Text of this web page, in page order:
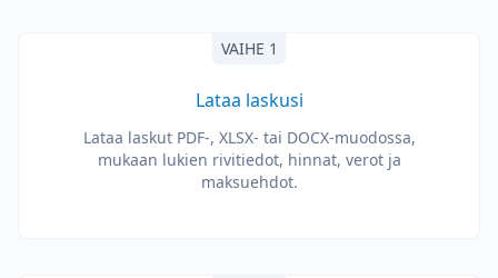
VAIHE 1
Lataa laskusi
Lataa laskut PDF-, XLSX- tai DOCX-muodossa,
mukaan lukien rivitiedot, hinnat, verot ja
maksuehdot.